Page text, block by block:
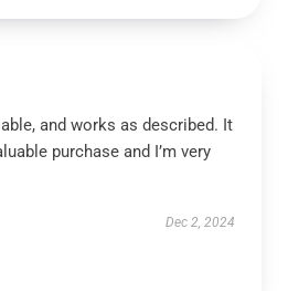
and works as described. It
purchase and I’m very
Dec 2, 2024